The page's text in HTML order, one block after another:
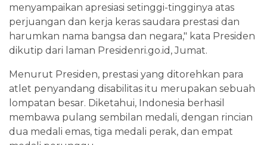
menyampaikan apresiasi setinggi-tingginya atas
perjuangan dan kerja keras saudara prestasi dan
harumkan nama bangsa dan negara," kata Presiden
dikutip dari laman Presidenri.go.id, Jumat.
Menurut Presiden, prestasi yang ditorehkan para
atlet penyandang disabilitas itu merupakan sebuah
lompatan besar. Diketahui, Indonesia berhasil
membawa pulang sembilan medali, dengan rincian
dua medali emas, tiga medali perak, dan empat